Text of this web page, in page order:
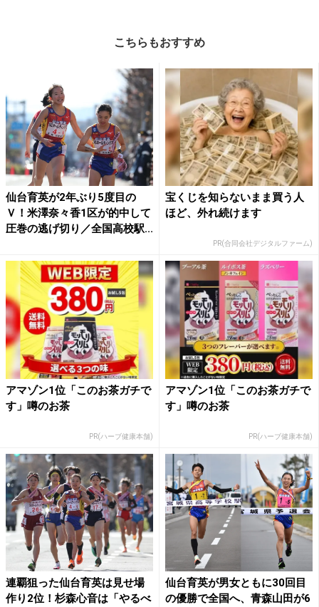
こちらもおすすめ
仙台育英が2年ぶり5度目の
Ｖ！米澤奈々香1区が的中して
圧巻の逃げ切り／全国高校駅...
宝くじを知らないまま買う人
ほど、外れ続けます
PR(合同会社デジタルファーム)
アマゾン1位「このお茶ガチで
す」噂のお茶
PR(ハーブ健康本舗)
アマゾン1位「このお茶ガチで
す」噂のお茶
PR(ハーブ健康本舗)
連覇狙った仙台育英は見せ場
作り2位！杉森心音は「やるべ
仙台育英が男女ともに30回目
の優勝で全国へ、青森山田が6